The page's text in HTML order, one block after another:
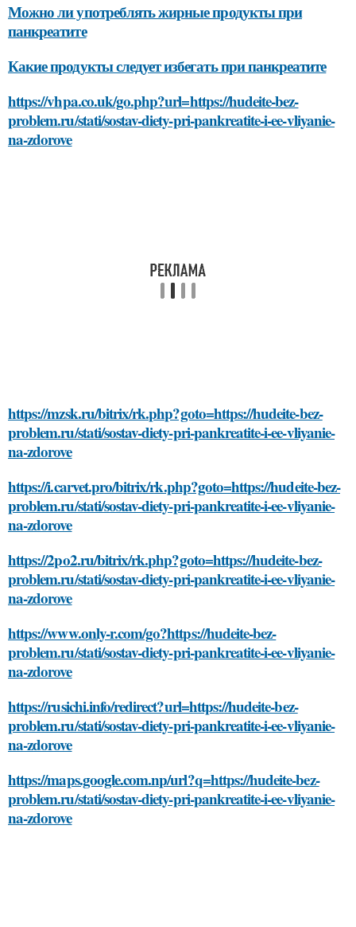
Можно ли употреблять жирные продукты при
панкреатите
Какие продукты следует избегать при панкреатите
https://vhpa.co.uk/go.php?url=https://hudeite-bez-
problem.ru/stati/sostav-diety-pri-pankreatite-i-ee-vliyanie-
na-zdorove
https://mzsk.ru/bitrix/rk.php?goto=https://hudeite-bez-
problem.ru/stati/sostav-diety-pri-pankreatite-i-ee-vliyanie-
na-zdorove
https://i.carvet.pro/bitrix/rk.php?goto=https://hudeite-bez-
problem.ru/stati/sostav-diety-pri-pankreatite-i-ee-vliyanie-
na-zdorove
https://2po2.ru/bitrix/rk.php?goto=https://hudeite-bez-
problem.ru/stati/sostav-diety-pri-pankreatite-i-ee-vliyanie-
na-zdorove
https://www.only-r.com/go?https://hudeite-bez-
problem.ru/stati/sostav-diety-pri-pankreatite-i-ee-vliyanie-
na-zdorove
https://rusichi.info/redirect?url=https://hudeite-bez-
problem.ru/stati/sostav-diety-pri-pankreatite-i-ee-vliyanie-
na-zdorove
https://maps.google.com.np/url?q=https://hudeite-bez-
problem.ru/stati/sostav-diety-pri-pankreatite-i-ee-vliyanie-
na-zdorove